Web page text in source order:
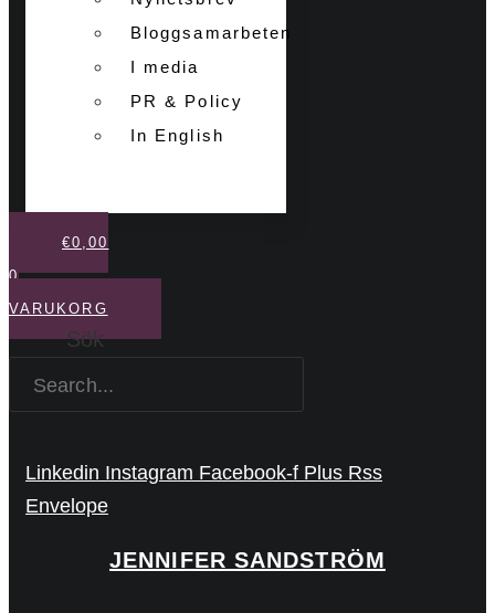
Bloggsamarbeten
I media
PR & Policy
In English
€0,00
0
VARUKORG
Sök
Linkedin Instagram Facebook-f Plus Rss
Envelope
JENNIFER SANDSTRÖM